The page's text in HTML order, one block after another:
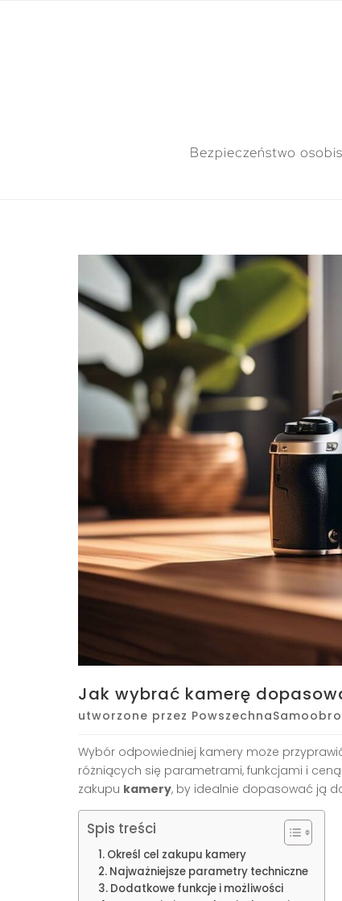
Bezpieczeństwo
Jak wybrać kamerę
utworzone przez
Wybór odpowiedniej kamery może
różniących się parametrami, funkcjami i
zakupu kamery, by idealnie dopasować ją
Spis treści
Określ cel zakupu kamery
Najważniejsze parametry techniczne
Dodatkowe funkcje i możliwości